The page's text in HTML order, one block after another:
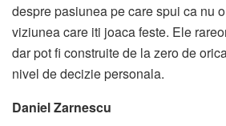
despre pasiunea pe care spui ca nu
viziunea care iti joaca feste. Ele
dar pot fi construite de la zero de
nivel de decizie personala.
Daniel Zarnescu